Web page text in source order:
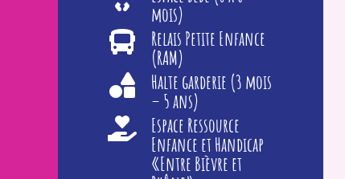
mois)
Relais Petite Enfance
(RAM)
Halte garderie (3 mois
– 5 ans)
Espace Ressource
Enfance et Handicap
«Entre Bièvre et